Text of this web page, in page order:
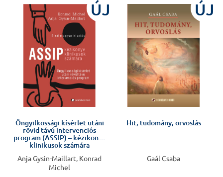
ÚJ
Öngyilkossági kísérlet utáni
rövid távú intervenciós
program (ASSIP) – kézikönyv
klinikusok számára
Anja Gysin-Maillart, Konrad
Michel
ÚJ
Hit, tudomány, orvoslás
Gaál Csaba